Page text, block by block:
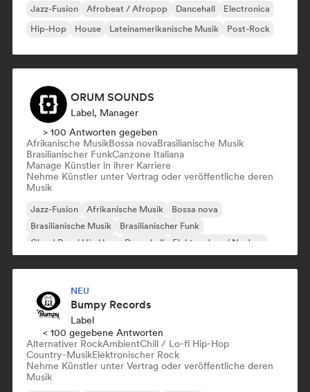
Jazz-Fusion Afrobeat / Afropop Dancehall
Electronica
Hip-Hop
House Lateinamerikanische Musik Post-Rock
ORUM SOUNDS
Label, Manager
> 100 Antworten gegeben
Afrikanische MusikBossa novaBrasilianische Musik
Brasilianischer FunkCanzone Italiana
Manage Künstler in ihrer Karriere
Nehme Künstler unter Vertrag oder veröffentliche deren
Musik
Jazz-Fusion Afrikanische Musik
Bossa nova
Brasilianische Musik
Brasilianischer Funk
Cloud Rap / Hip Hop
Dancehall Elektro-Jazz / Nu Jazz
NEU
Bumpy Records
Label
< 100 gegebene Antworten
Alternativer RockAmbientChill / Lo-fi Hip-Hop
Country-MusikElektronischer Rock
Nehme Künstler unter Vertrag oder veröffentliche deren
Musik